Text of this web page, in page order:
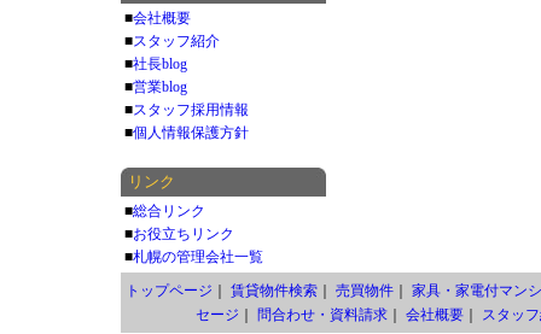
■会社概要
■スタッフ紹介
■社長blog
■営業blog
■スタッフ採用情報
■個人情報保護方針
リンク
■総合リンク
■お役立ちリンク
■札幌の管理会社一覧
トップページ
賃貸物件検索｜ 売買物件｜ 家具・家電付マン
セージ
問合わせ・資料請求｜ 会社概要｜ スタッ